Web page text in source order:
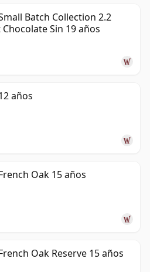
Batch Collection 2.2
Sin 19 años
años
Oak 15 años
Oak Reserve 15 años